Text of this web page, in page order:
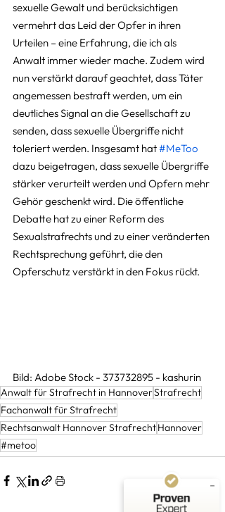
sexuelle Gewalt und berücksichtigen
vermehrt das Leid der Opfer in ihren
Urteilen – eine Erfahrung, die ich als
Anwalt immer wieder mache. Zudem wird
nun verstärkt darauf geachtet, dass Täter
angemessen bestraft werden, um ein
deutliches Signal an die Gesellschaft zu
senden, dass sexuelle Übergriffe nicht
toleriert werden. Insgesamt hat #MeToo
dazu beigetragen, dass sexuelle Übergriffe
stärker verurteilt werden und Opfern mehr
Gehör geschenkt wird. Die öffentliche
Debatte hat zu einer Reform des
Sexualstrafrechts und zu einer veränderten
Rechtsprechung geführt, die den
Opferschutz verstärkt in den Fokus rückt.
Bild: Adobe Stock - 373732895 - kashurin
Anwalt für Strafrecht in HannoverStrafrecht
Fachanwalt für Strafrecht
Rechtsanwalt Hannover StrafrechtHannover
#metoo
RA Isik
100
%
Empfehlungen auf
SEHR GUT
38
Bewertungen auf
ProvenExpert.com
2.564